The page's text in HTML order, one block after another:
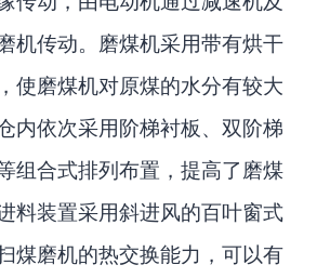
机传动。磨煤机采用带有烘干
使磨煤机对原煤的水分有较大
内依次采用阶梯衬板、双阶梯
组合式排列布置，提高了磨煤
料装置采用斜进风的百叶窗式
煤磨机的热交换能力，可以有